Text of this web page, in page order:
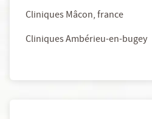
Cliniques Mâcon, france
Cliniques Ambérieu-en-bugey